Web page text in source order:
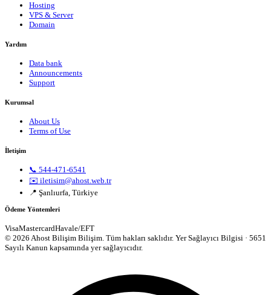
Hosting
VPS & Server
Domain
Yardım
Data bank
Announcements
Support
Kurumsal
About Us
Terms of Use
İletişim
📞 544-471-6541
✉️ iletisim@ahost.web.tr
📍 Şanlıurfa, Türkiye
Ödeme Yöntemleri
VisaMastercardHavale/EFT
© 2026 Ahost Bilişim Bilişim. Tüm hakları saklıdır. Yer Sağlayıcı Bilgisi · 5651
Sayılı Kanun kapsamında yer sağlayıcıdır.